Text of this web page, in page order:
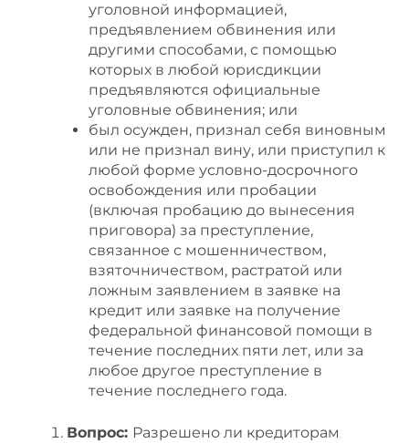
уголовной информацией,
предъявлением обвинения или
другими способами, с помощью
которых в любой юрисдикции
предъявляются официальные
уголовные обвинения; или
был осужден, признал себя виновным
или не признал вину, или приступил к
любой форме условно-досрочного
освобождения или пробации
(включая пробацию до вынесения
приговора) за преступление,
связанное с мошенничеством,
взяточничеством, растратой или
ложным заявлением в заявке на
кредит или заявке на получение
федеральной финансовой помощи в
течение последних пяти лет, или за
любое другое преступление в
течение последнего года.
Вопрос: Разрешено ли кредиторам